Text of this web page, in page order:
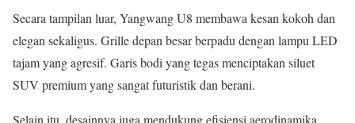
Secara tampilan luar, Yangwang U8 membawa kesan kokoh dan
elegan sekaligus. Grille depan besar berpadu dengan lampu LED
tajam yang agresif. Garis bodi yang tegas menciptakan siluet
SUV premium yang sangat futuristik dan berani.
Selain itu, desainnya juga mendukung efisiensi aerodinamika